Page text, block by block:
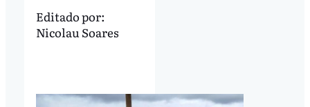
Editado por:
Nicolau Soares